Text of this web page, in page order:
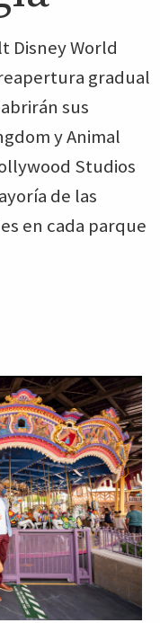
Disney World
gradual
sus
y Animal
Studios
de las
en cada parque